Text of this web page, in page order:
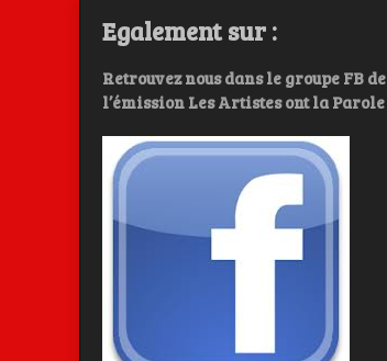
Egalement sur :
Retrouvez nous dans le groupe FB de
l’émission Les Artistes ont la Parole